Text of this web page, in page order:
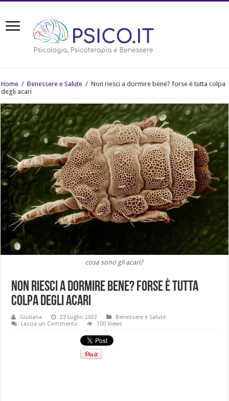
Home / Benessere e Salute / Non riesci a dormire bene? forse è tutta colpa
degli acari
cosa sono gli acari?
Non riesci a dormire bene? forse è tutta
colpa degli acari
Giuliana 23 Luglio 2022
Benessere e Salute
Lascia un Commento
100 Views